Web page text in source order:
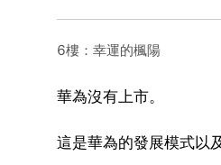
6樓：幸運的楓陽
華為沒有上市。
這是華為的發展模式以